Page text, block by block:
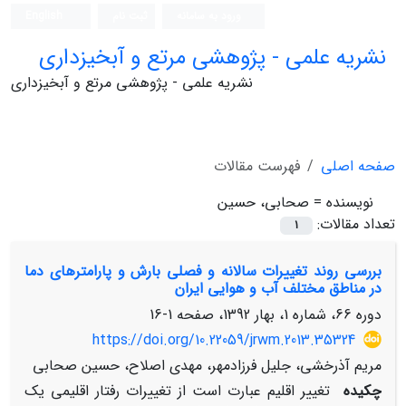
نشریه علمی - پژوهشی مرتع و آبخیزداری
نشریه علمی - پژوهشی مرتع و آبخیزداری
صفحه اصلی
فهرست مقالات
نویسنده = صحابی، حسین
تعداد مقالات:
1
بررسی روند تغییرات سالانه و فصلی بارش و پارامترهای دما
در مناطق مختلف آب و هوایی ایران
دوره 66، شماره 1، بهار 1392، صفحه
1-16
https://doi.org/10.22059/jrwm.2013.35324
مریم آذرخشی، جلیل فرزادمهر، مهدی اصلاح، حسین صحابی
چکیده تغییر اقلیم عبارت است از تغییرات رفتار اقلیمی یک